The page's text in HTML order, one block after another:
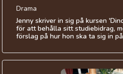
Drama
Jenny skriver in sig på kursen
för att behålla sitt studiebidrag,
förslag på hur hon ska ta sig in